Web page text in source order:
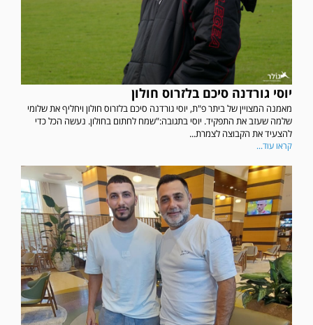
יוסי גורדנה סיכם בלזרוס חולון
מאמנה המצויין של ביתר פ"ת, יוסי גורדנה סיכם בלזרוס חולון ויחליף את שלומי
שלמה שעזב את התפקיד. יוסי בתגובה:"שמח לחתום בחולון. נעשה הכל כדי
להצעיד את הקבוצה לצמרת...
קראו עוד...